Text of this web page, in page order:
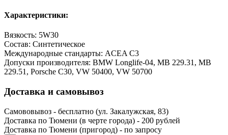
Характеристики:
Вязкость: 5W30
Состав: Синтетическое
Международные стандарты: ACEA C3
Допуски производителя: BMW Longlife-04, MB 229.31, MB
229.51, Porsche C30, VW 50400, VW 50700
Доставка и самовывоз
Самововывоз - бесплатно (ул. Закалужская, 83)
Доставка по Тюмени (в черте города) - 200 рублей
Доставка по Тюмени (пригород) - по запросу